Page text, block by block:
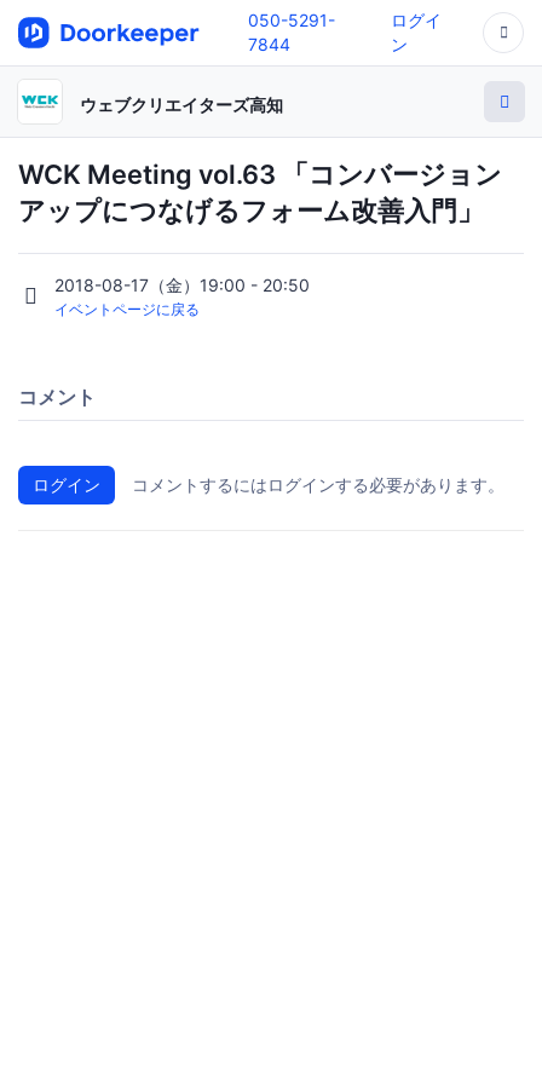
050-5291-
7844
ログイ
ン
ウェブクリエイターズ高知
WCK Meeting vol.63 「コンバージョン
アップにつなげるフォーム改善入門」
2018-08-17（金）19:00 - 20:50
イベントページに戻る
コメント
ログイン コメントするにはログインする必要があります。